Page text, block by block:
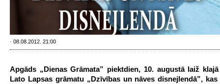
· 08.08.2012. 21:00
Apgāds „Dienas Grāmata” piektdien, 10. augustā laiž
Lato Lapsas grāmatu „Dzīvības un nāves disnejlendā”,